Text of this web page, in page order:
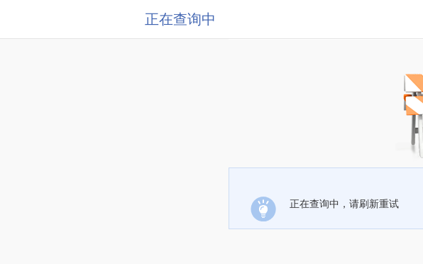
正在查询中
正在查询中，请刷新重试